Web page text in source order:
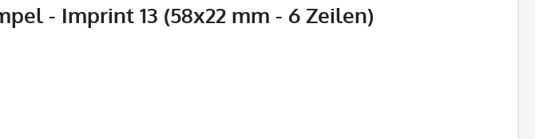
- Imprint 13 (58x22 mm - 6 Zeilen)